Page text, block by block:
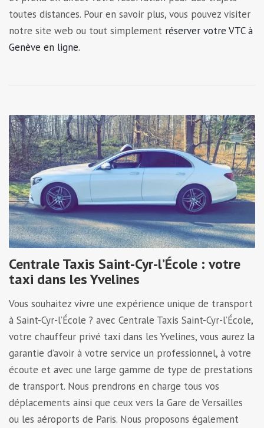
toutes distances. Pour en savoir plus, vous pouvez visiter
notre site web ou tout simplement réserver votre VTC à
Genève en ligne.
Centrale Taxis Saint-Cyr-l’École : votre
taxi dans les Yvelines
Vous souhaitez vivre une expérience unique de transport
à Saint-Cyr-l’École ? avec Centrale Taxis Saint-Cyr-l’École,
votre chauffeur privé taxi dans les Yvelines, vous aurez la
garantie d’avoir à votre service un professionnel, à votre
écoute et avec une large gamme de type de prestations
de transport. Nous prendrons en charge tous vos
déplacements ainsi que ceux vers la Gare de Versailles
ou les aéroports de Paris. Nous proposons également